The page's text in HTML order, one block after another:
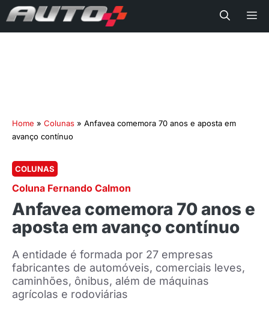
Home » Colunas » Anfavea comemora 70 anos e aposta em
avanço contínuo
COLUNAS
Coluna Fernando Calmon
Anfavea comemora 70 anos e
aposta em avanço contínuo
A entidade é formada por 27 empresas
fabricantes de automóveis, comerciais leves,
caminhões, ônibus, além de máquinas
agrícolas e rodoviárias